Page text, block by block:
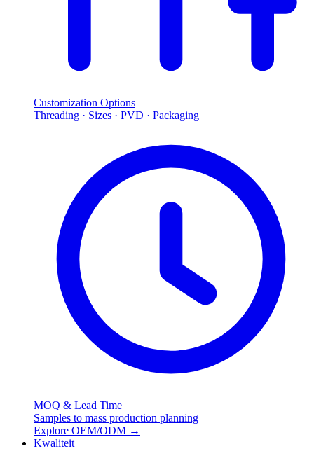
Customization Options
Threading · Sizes · PVD · Packaging
MOQ & Lead Time
Samples to mass production planning
Explore OEM/ODM →
Kwaliteit